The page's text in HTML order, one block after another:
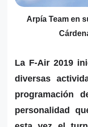
Arpía Team en
La F-Air 2019
diversas
programación
personalidad